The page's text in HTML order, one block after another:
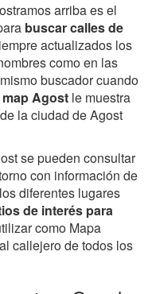
arriba es el
buscar calles de
actualizados los
como en las
buscador cuando
Agost le muestra
la ciudad de Agost
se pueden consultar
con información de
diferentes lugares
de interés para
como Mapa
callejero de todos los